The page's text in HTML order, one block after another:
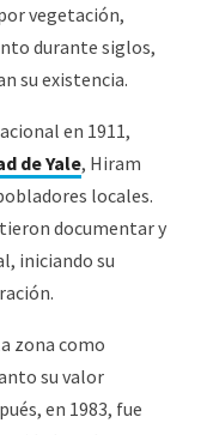
vegetación,
durante siglos,
su existencia.
en 1911,
de Yale, Hiram
locales.
documentar y
iniciando su
zona como
su valor
en 1983, fue